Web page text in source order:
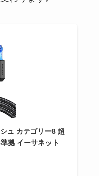
ュ カテゴリー8 超
拠 イーサネット